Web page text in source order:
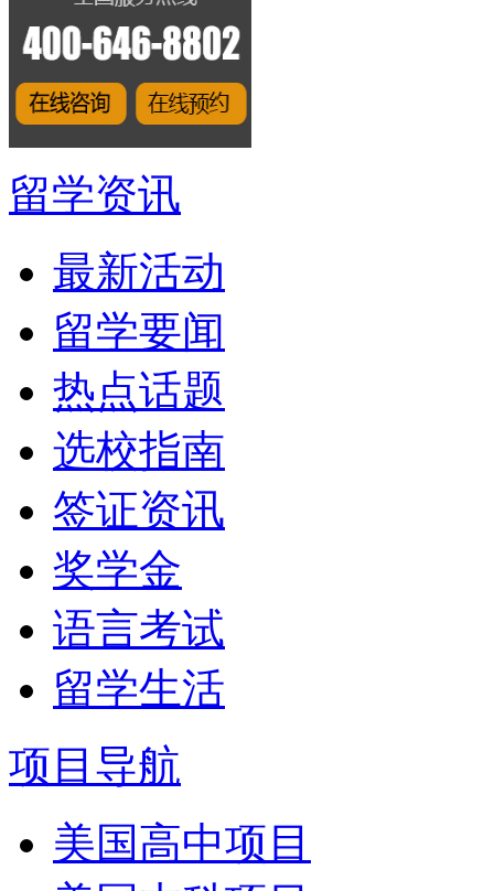
留学资讯
最新活动
留学要闻
热点话题
选校指南
签证资讯
奖学金
语言考试
留学生活
项目导航
美国高中项目